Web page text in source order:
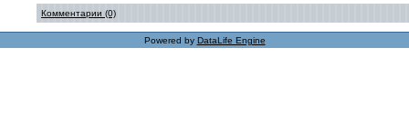
Комментарии (0)
Powered by DataLife Engine